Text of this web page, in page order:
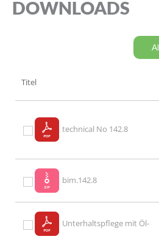
DOWNLOADS
Titel
technical No 142.8
bim.142.8
Unterhaltspflege mit Öl-